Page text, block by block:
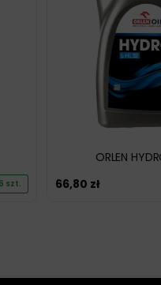
6 szt.
ORLEN
66,80 zł